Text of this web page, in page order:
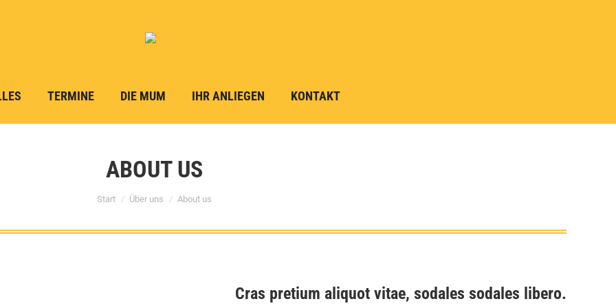
TERMINE DIE MUM IHR ANLIEGEN KONTAKT
ABOUT US
Sie befinden sich hier:
Start Über uns About us
Cras pretium aliquot vitae, sodales sodales libero.